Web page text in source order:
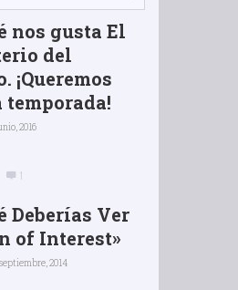
nos gusta El
del
¡Queremos
temporada!
2016
1
Deberías Ver
of Interest»
2014